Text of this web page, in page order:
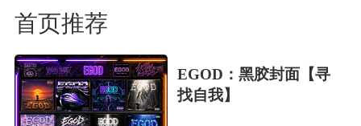
首页推荐
EGOD：黑胶封面【寻
找自我】